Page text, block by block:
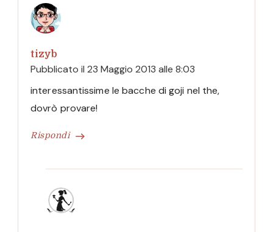
tizyb
Pubblicato il 23 Maggio 2013 alle 8:03
Rispondi
interessantissime le bacche di goji nel the,
dovrò provare!